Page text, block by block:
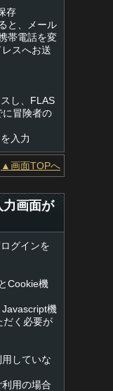
存
と、メール
帯電話を変
スへお送
し、FLAS
に冒険者の
入力
▲画面TOPへ
力画面が
グインを
Cookie機
機
だく必要が
していな
用の場合